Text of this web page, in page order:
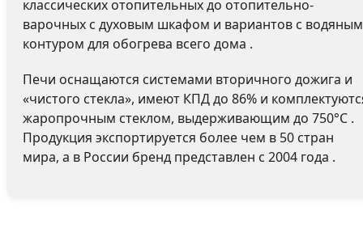
классических отопительных до отопительно-
варочных с духовым шкафом и вариантов с водяным
контуром для обогрева всего дома .
Печи оснащаются системами вторичного дожига и
«чистого стекла», имеют КПД до 86% и
жаропрочным стеклом, выдерживающим до 750°C .
Продукция экспортируется более чем в 50 стран
мира, а в России бренд представлен с 2004 года .